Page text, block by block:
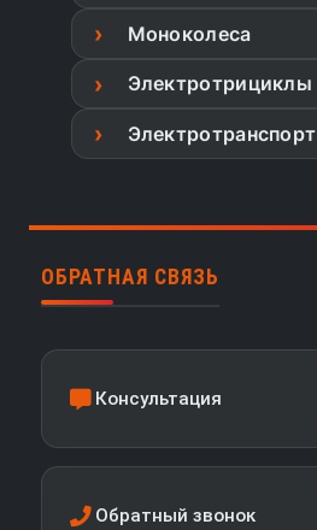
Моноколеса
Электротрициклы
Электротранспорт
ОБРАТНАЯ СВЯЗЬ
Консультация
Обратный звонок